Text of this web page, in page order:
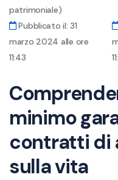
patrimoniale)
Pubblicato il: 31
marzo 2024 alle ore
11:43
minimo
contratti di
sulla vita